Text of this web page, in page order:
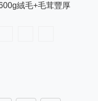
絨毛+毛茸豐厚